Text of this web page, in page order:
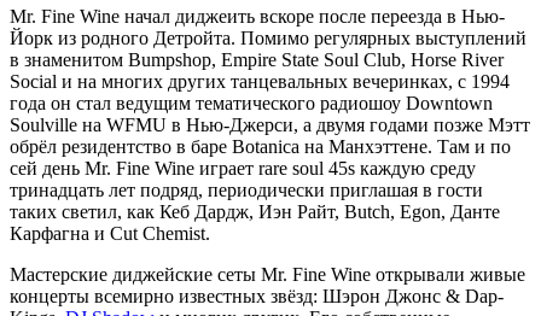
Mr. Fine Wine начал диджеить вскоре после переезда в Нью-
Йорк из родного Детройта. Помимо регулярных выступлений
в знаменитом Bumpshop, Empire State Soul Club, Horse River
Social и на многих других танцевальных вечеринках, с 1994
года он стал ведущим тематического радиошоу Downtown
Soulville на WFMU в Нью-Джерси, а двумя годами позже Мэтт
обрёл резидентство в баре Botanica на Манхэттене. Там и по
сей день Mr. Fine Wine играет rare soul 45s каждую среду
тринадцать лет подряд, периодически приглашая в гости
таких светил, как Кеб Дардж, Иэн Райт, Butch, Egon, Данте
Карфагна и Cut Chemist.
Мастерские диджейские сеты Mr. Fine Wine открывали живые
концерты всемирно известных звёзд: Шэрон Джонс & Dap-